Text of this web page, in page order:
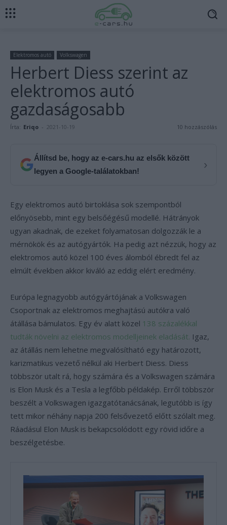
Elektromos autó Volkswagen
Herbert Diess szerint az
elektromos autó
gazdaságosabb
Írta: Eriqo - 2021-10-19 10 hozzászólás
Állítsd be, hogy az e-cars.hu az elsők között
legyen a Google-találatokban!
›
Egy elektromos autó birtoklása sok szempontból
előnyösebb, mint egy belsőégésű modellé. Hátrányok
ugyan akadnak, de ezeket folyamatosan dolgozzák le a
mérnökök és az autógyártók. Ha pedig azt nézzük, hogy az
elektromos autó közel 100 éves álomból ébredt fel az
elmúlt években akkor kiváló az eddig elért eredmény.
Európa legnagyobb autógyártójának a Volkswagen
Csoportnak az elektromos meghajtású autókra való
átállása bámulatos. Egy év alatt közel 138 százalékkal
tudták növelni az elektromos modelljeinek eladását. Igaz,
az átállás nem lehetne megvalósítható egy határozott,
karizmatikus vezető nélkül aki Herbert Diess. Diess
többször utalt rá, hogy számára és a Volkswagen számára
is Elon Musk és a Tesla a legfőbb példakép. Erről többször
beszélt a Volkswagen igazgatótanácsának, legutóbb is így
tett mikor néhány napja 200 felsővezető előtt szólalt meg.
Ráadásul Elon Musk is bekapcsolódott egy rövid időre a
beszélgetésbe.